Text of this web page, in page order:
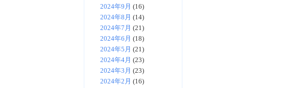
2024年9月 (16)
2024年8月 (14)
2024年7月 (21)
2024年6月 (18)
2024年5月 (21)
2024年4月 (23)
2024年3月 (23)
2024年2月 (16)